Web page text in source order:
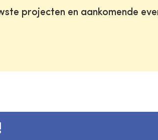
projecten en aankomende